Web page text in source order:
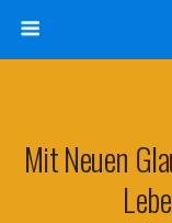
Mit Neuen